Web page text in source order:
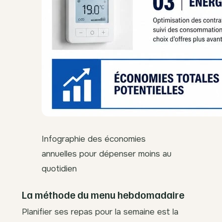
Infographie des économies
annuelles pour dépenser moins au
quotidien
La méthode du menu hebdomadaire
Planifier ses repas pour la semaine est la